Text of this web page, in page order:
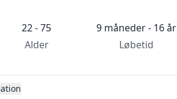
22 - 75
Alder
9 måneder - 16 år
Løbetid